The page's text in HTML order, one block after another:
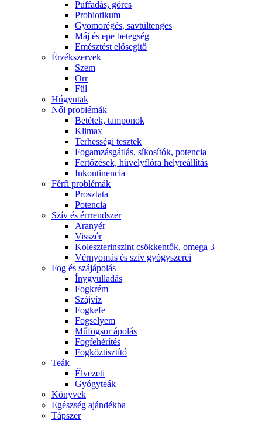
Puffadás, görcs
Probiotikum
Gyomorégés, savtúltenges
Máj és epe betegség
Emésztést elősegítő
Érzékszervek
Szem
Orr
Fül
Húgyutak
Női problémák
Betétek, tamponok
Klimax
Terhességi tesztek
Fogamzásgátlás, síkosítók, potencia
Fertőzések, hüvelyflóra helyreállítás
Inkontinencia
Férfi problémák
Prosztata
Potencia
Szív és érrrendszer
Aranyér
Visszér
Koleszterinszint csökkentők, omega 3
Vérnyomás és szív gyógyszerei
Fog és szájápolás
Í́nygyulladás
Fogkrém
Szájvíz
Fogkefe
Fogselyem
Műfogsor ápolás
Fogfehérítés
Fogköztisztító
Teák
É́lvezeti
Gyógyteák
Könyvek
Egészség ajándékba
Tápszer